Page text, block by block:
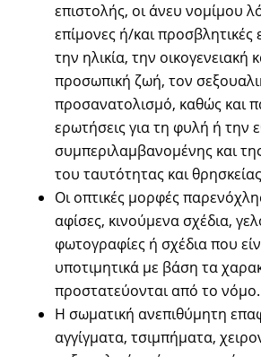
επιστολής, οι άνευ νομίμου
επίμονες ή/και προσβλητικές
την ηλικία, την οικογενειακή
προσωπική ζωή, τον
προσανατολισμό, καθώς και
ερωτήσεις για τη φυλή ή την
συμπεριλαμβανομένης και
του ταυτότητας και
Οι οπτικές μορφές
αφίσες, κινούμενα σχέδια,
φωτογραφίες ή σχέδια που
υποτιμητικά με βάση τα
προστατεύονται από το νόμο.
Η σωματική ανεπιθύμητη
αγγίγματα, τσιμπήματα,